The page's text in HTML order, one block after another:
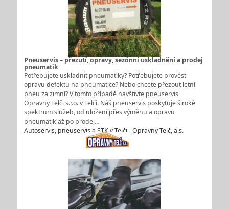
Pneuservis – přezutí, opravy, sezónní uskladnění a prodej
pneumatik
Potřebujete uskladnit pneumatiky? Potřebujete provést
opravu defektu na pneumatice? Nebo chcete přezout letní
pneu za zimní? V tomto případě navštivte pneuservis
Opravny Telč. s.r.o. v Telči. Náš pneuservis poskytuje široké
spektrum služeb, od uložení přes výměnu a opravu
pneumatik až po prodej…
Autoservis, pneuservis a STK v Telči - Opravny Telč, a.s.